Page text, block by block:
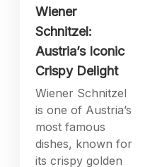
Wiener
Schnitzel:
Austria’s Iconic
Crispy Delight
Wiener Schnitzel
is one of Austria’s
most famous
dishes, known for
its crispy golden